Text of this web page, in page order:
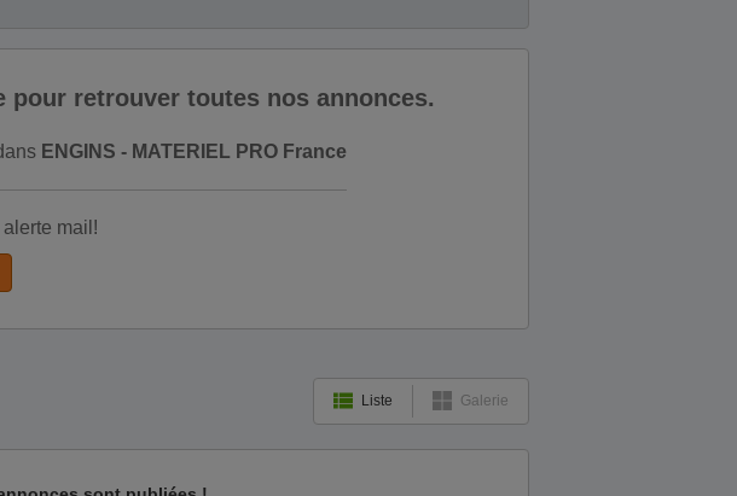
retrouver toutes nos annonces.
ENGINS - MATERIEL PRO France
mail!
Liste Galerie